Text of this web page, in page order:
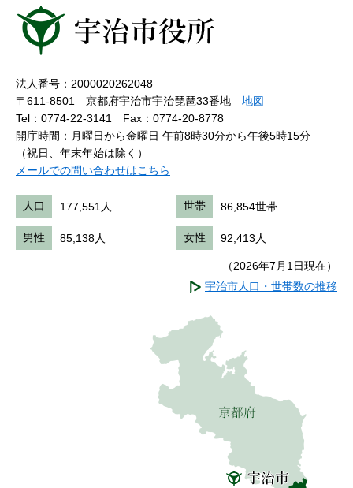
法人番号：2000020262048
〒611-8501 京都府宇治市宇治琵琶33番地 地図
Tel：0774-22-3141
Fax：0774-20-8778
開庁時間：月曜日から金曜日 午前8時30分から午後5時15分
（祝日、年末年始は除く）
メールでの問い合わせはこちら
人口 177,551人 世帯 86,854世帯
男性 85,138人 女性 92,413人
（2026年7月1日現在）
宇治市人口・世帯数の推移